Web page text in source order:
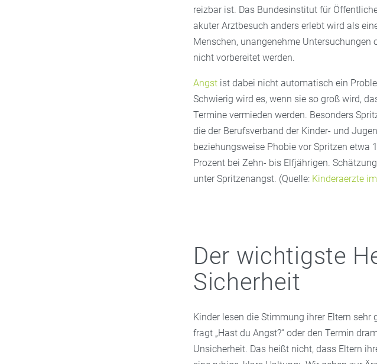
reizbar ist. Das Bundesinstitut für
akuter Arztbesuch anders erlebt wird als
Menschen, unangenehme Untersuchungen
nicht vorbereitet werden.
Angstist dabei nicht automatisch ein
Schwierig wird es, wenn sie so groß wird,
Termine vermieden werden. Besonders
die der Berufsverband der Kinder- und
beziehungsweise Phobie vor Spritzen etwa
Prozent bei Zehn- bis Elfjährigen.
unter Spritzenangst. (Quelle: Kinderaerzte
Der wichtigste
Sicherheit
Kinder lesen die Stimmung ihrer Eltern
fragt „Hast du Angst?“ oder den Termin
Unsicherheit. Das heißt nicht, dass Eltern